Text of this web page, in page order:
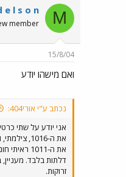
M
e l s o n
member
15/8/04
ואם מישהו יודע
נכתב ע"י אורי404:
אני יודע על שתי
את ה-
את ה-1011
דלתות בלבד.
זרוקות.